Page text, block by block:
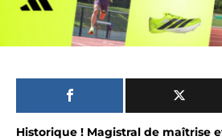
Historique ! Magistral de maîtrise